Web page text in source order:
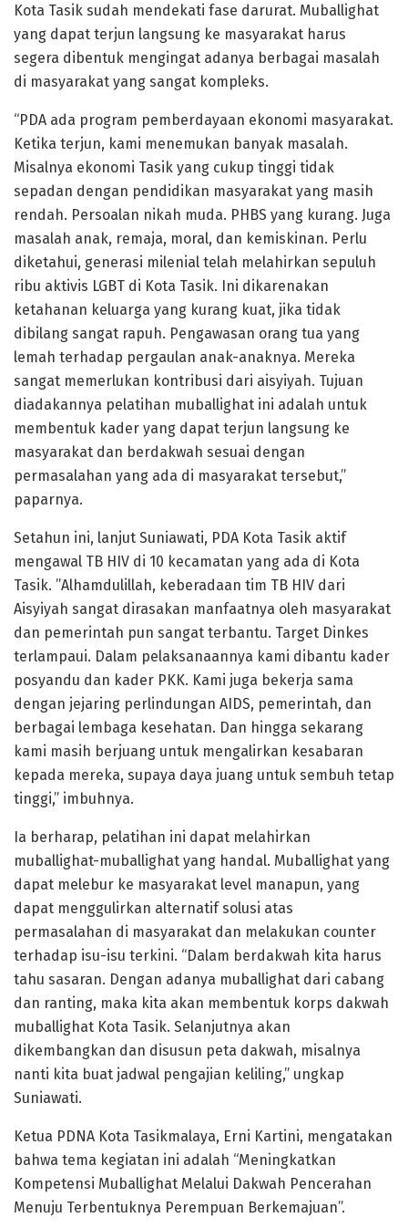
Kota Tasik sudah mendekati fase darurat. Muballighat
yang dapat terjun langsung ke masyarakat harus
segera dibentuk mengingat adanya berbagai masalah
di masyarakat yang sangat kompleks.
“PDA ada program pemberdayaan ekonomi masyarakat.
Ketika terjun, kami menemukan banyak masalah.
Misalnya ekonomi Tasik yang cukup tinggi tidak
sepadan dengan pendidikan masyarakat yang masih
rendah. Persoalan nikah muda. PHBS yang kurang. Juga
masalah anak, remaja, moral, dan kemiskinan. Perlu
diketahui, generasi milenial telah melahirkan sepuluh
ribu aktivis LGBT di Kota Tasik. Ini dikarenakan
ketahanan keluarga yang kurang kuat, jika tidak
dibilang sangat rapuh. Pengawasan orang tua yang
lemah terhadap pergaulan anak-anaknya. Mereka
sangat memerlukan kontribusi dari aisyiyah. Tujuan
diadakannya pelatihan muballighat ini adalah untuk
membentuk kader yang dapat terjun langsung ke
masyarakat dan berdakwah sesuai dengan
permasalahan yang ada di masyarakat tersebut,”
paparnya.
Setahun ini, lanjut Suniawati, PDA Kota Tasik aktif
mengawal TB HIV di 10 kecamatan yang ada di Kota
Tasik. ”Alhamdulillah, keberadaan tim TB HIV dari
Aisyiyah sangat dirasakan manfaatnya oleh masyarakat
dan pemerintah pun sangat terbantu. Target Dinkes
terlampaui. Dalam pelaksanaannya kami dibantu kader
posyandu dan kader PKK. Kami juga bekerja sama
dengan jejaring perlindungan AIDS, pemerintah, dan
berbagai lembaga kesehatan. Dan hingga sekarang
kami masih berjuang untuk mengalirkan kesabaran
kepada mereka, supaya daya juang untuk sembuh tetap
tinggi,” imbuhnya.
Ia berharap, pelatihan ini dapat melahirkan
muballighat-muballighat yang handal. Muballighat yang
dapat melebur ke masyarakat level manapun, yang
dapat menggulirkan alternatif solusi atas
permasalahan di masyarakat dan melakukan counter
terhadap isu-isu terkini. “Dalam berdakwah kita harus
tahu sasaran. Dengan adanya muballighat dari cabang
dan ranting, maka kita akan membentuk korps dakwah
muballighat Kota Tasik. Selanjutnya akan
dikembangkan dan disusun peta dakwah, misalnya
nanti kita buat jadwal pengajian keliling,” ungkap
Suniawati.
Ketua PDNA Kota Tasikmalaya, Erni Kartini, mengatakan
bahwa tema kegiatan ini adalah “Meningkatkan
Kompetensi Muballighat Melalui Dakwah Pencerahan
Menuju Terbentuknya Perempuan Berkemajuan”.